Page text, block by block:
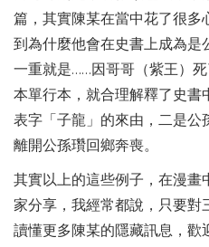
篇，其實陳某在當中花了很多
到為什麼他會在史書上成為是
一重就是……因哥哥（紫王）
本單行本，就合理解釋了史書
表字「子龍」的來由，二是公
離開公孫瓚回鄉奔喪。
其實以上的這些例子，在漫畫
家分享，我經常都說，只要對
讀懂更多陳某的隱藏訊息，歡